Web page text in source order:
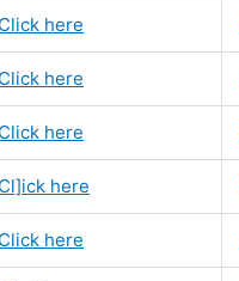
Click here
Click here
Click here
Cl]ick here
Click here